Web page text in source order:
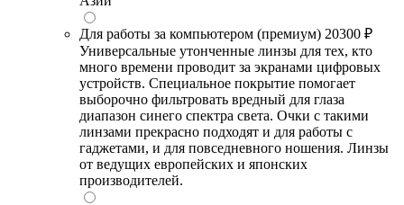
Для работы за компьютером (премиум) 20300 ₽
Универсальные утонченные линзы для тех, кто
много времени проводит за экранами цифровых
устройств. Специальное покрытие помогает
выборочно фильтровать вредный для глаза
диапазон синего спектра света. Очки с такими
линзами прекрасно подходят и для работы с
гаджетами, и для повседневного ношения. Линзы
от ведущих европейских и японских
производителей.